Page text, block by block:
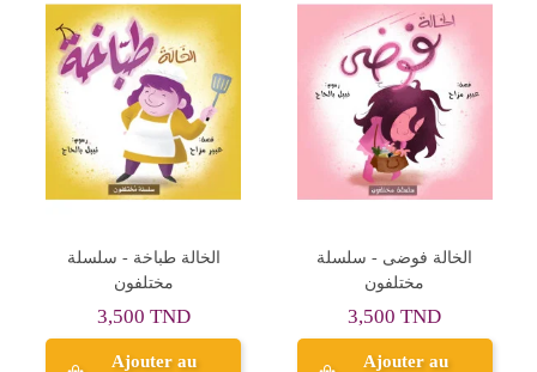
الخالة فوضى - سلسلة
3,500 TND
Ajouter au
الخالة ثرثارة - سلسلة
3,500 TND
Ajouter au